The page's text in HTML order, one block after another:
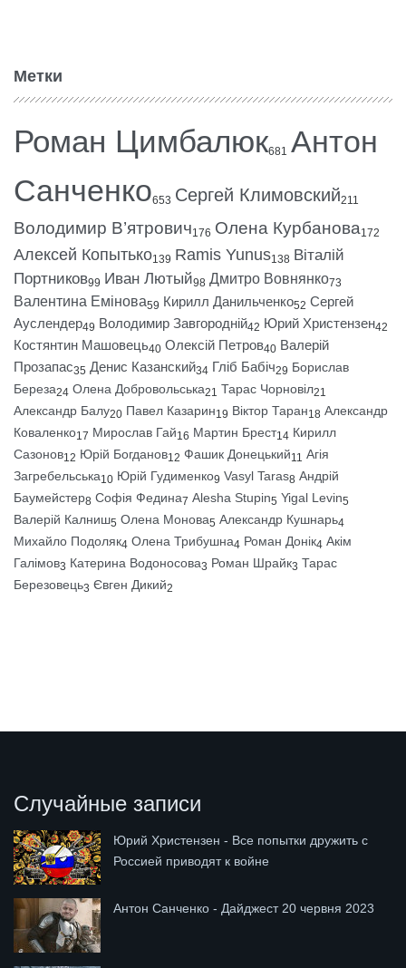
Метки
Роман Цимбалюк681 Антон
Санченко653 Сергей Климовский211
Володимир В’ятрович176 Олена Курбанова172
Алексей Копытько139 Ramis Yunus138 Віталій
Портников99 Иван Лютый98 Дмитро Вовнянко73
Валентина Емінова59 Кирилл Данильченко52 Сергей
Ауслендер49 Володимир Завгородній42 Юрий Христензен42
Костянтин Машовець40 Олексій Петров40 Валерій
Прозапас35 Денис Казанский34 Гліб Бабіч29 Борислав
Береза24 Олена Добровольська21 Тарас Чорновіл21
Александр Балу20 Павел Казарин19 Віктор Таран18 Александр
Коваленко17 Мирослав Гай16 Мартин Брест14 Кирилл
Сазонов12 Юрій Богданов12 Фашик Донецький11 Агія
Загребельська10 Юрій Гудименко9 Vasyl Taras8 Андрій
Баумейстер8 Софія Федина7 Alesha Stupin5 Yigal Levin5
Валерій Калниш5 Олена Монова5 Александр Кушнарь4
Михайло Подоляк4 Олена Трибушна4 Роман Донік4 Акім
Галімов3 Катерина Водоносова3 Роман Шрайк3 Тарас
Березовець3 Євген Дикий2
Случайные записи
Юрий Христензен - Все попытки дружить с
Россией приводят к войне
Антон Санченко - Дайджест 20 червня 2023